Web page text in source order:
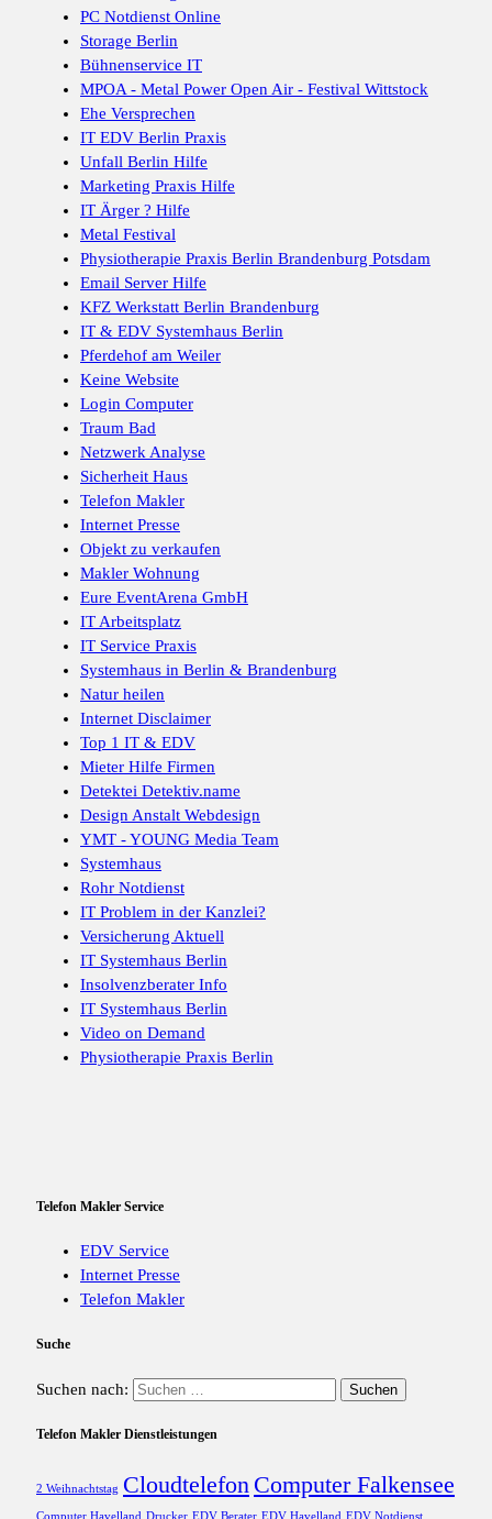
PC Notdienst Online
Storage Berlin
Bühnenservice IT
MPOA - Metal Power Open Air - Festival Wittstock
Ehe Versprechen
IT EDV Berlin Praxis
Unfall Berlin Hilfe
Marketing Praxis Hilfe
IT Ärger ? Hilfe
Metal Festival
Physiotherapie Praxis Berlin Brandenburg Potsdam
Email Server Hilfe
KFZ Werkstatt Berlin Brandenburg
IT & EDV Systemhaus Berlin
Pferdehof am Weiler
Keine Website
Login Computer
Traum Bad
Netzwerk Analyse
Sicherheit Haus
Telefon Makler
Internet Presse
Objekt zu verkaufen
Makler Wohnung
Eure EventArena GmbH
IT Arbeitsplatz
IT Service Praxis
Systemhaus in Berlin & Brandenburg
Natur heilen
Internet Disclaimer
Top 1 IT & EDV
Mieter Hilfe Firmen
Detektei Detektiv.name
Design Anstalt Webdesign
YMT - YOUNG Media Team
Systemhaus
Rohr Notdienst
IT Problem in der Kanzlei?
Versicherung Aktuell
IT Systemhaus Berlin
Insolvenzberater Info
IT Systemhaus Berlin
Video on Demand
Physiotherapie Praxis Berlin
Telefon Makler Service
EDV Service
Internet Presse
Telefon Makler
Suche
Suchen nach:
Telefon Makler Dienstleistungen
2 Weihnachtstag Cloudtelefon Computer Falkensee
Computer Havelland Drucker EDV Berater EDV Havelland EDV Notdienst